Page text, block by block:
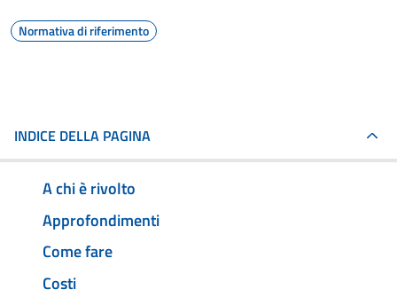
Normativa di riferimento
INDICE DELLA PAGINA
A chi è rivolto
Approfondimenti
Come fare
Costi